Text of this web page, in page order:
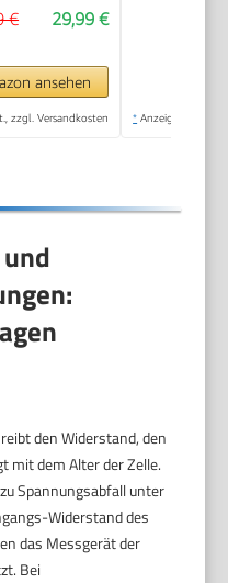
Temp
mit
Anzeige
29,99 €
€
ansehen
zzgl. Versandkosten * Anzeige
den Widerstand, den
mit dem Alter der Zelle.
Spannungsabfall unter
Widerstand des
das Messgerät der
Bei